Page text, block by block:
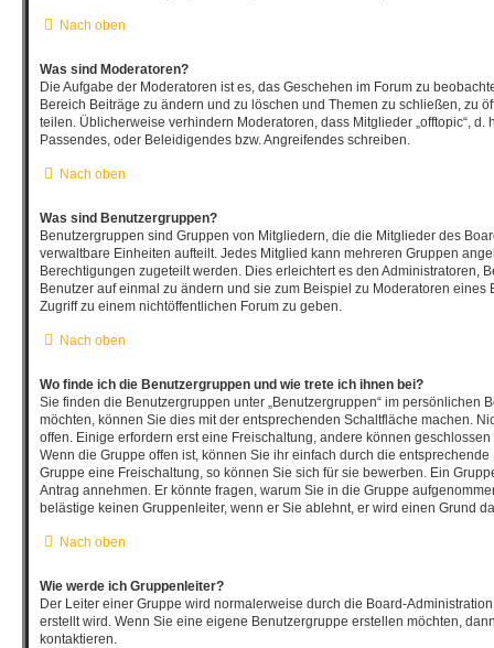
Nach oben
Was sind Moderatoren?
Die Aufgabe der Moderatoren ist es, das Geschehen im Forum zu
Bereich Beiträge zu ändern und zu löschen und Themen zu schließen, zu
teilen. Üblicherweise verhindern Moderatoren, dass Mitglieder „offtopic“, d.
Passendes, oder Beleidigendes bzw. Angreifendes schreiben.
Nach oben
Was sind Benutzergruppen?
Benutzergruppen sind Gruppen von Mitgliedern, die die Mitglieder des
verwaltbare Einheiten aufteilt. Jedes Mitglied kann mehreren Gruppen
Berechtigungen zugeteilt werden. Dies erleichtert es den Administratoren,
Benutzer auf einmal zu ändern und sie zum Beispiel zu Moderatoren eines
Zugriff zu einem nichtöffentlichen Forum zu geben.
Nach oben
Wo finde ich die Benutzergruppen und wie trete ich ihnen bei?
Sie finden die Benutzergruppen unter „Benutzergruppen“ im persönlichen
möchten, können Sie dies mit der entsprechenden Schaltfläche machen.
offen. Einige erfordern erst eine Freischaltung, andere können
Wenn die Gruppe offen ist, können Sie ihr einfach durch die
Gruppe eine Freischaltung, so können Sie sich für sie bewerben. Ein
Antrag annehmen. Er könnte fragen, warum Sie in die Gruppe
belästige keinen Gruppenleiter, wenn er Sie ablehnt, er wird einen Grund
Nach oben
Wie werde ich Gruppenleiter?
Der Leiter einer Gruppe wird normalerweise durch die Board-
erstellt wird. Wenn Sie eine eigene Benutzergruppe erstellen möchten,
kontaktieren.